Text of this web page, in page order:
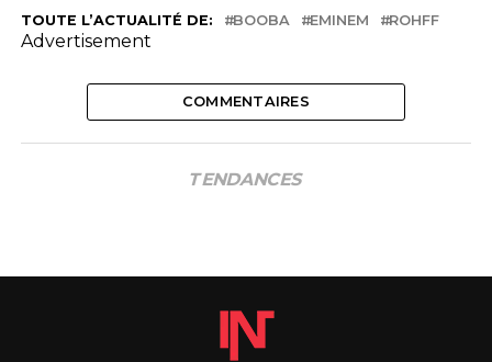
TOUTE L’ACTUALITÉ DE: BOOBA EMINEM ROHFF
Advertisement
COMMENTAIRES
TENDANCES